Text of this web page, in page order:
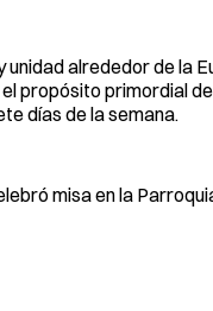
unidad alrededor de
propósito primordial
días de la semana.
misa en la